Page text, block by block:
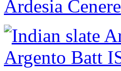
Ardesia Cenere